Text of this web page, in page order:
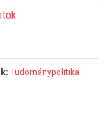
Tudománypolitika